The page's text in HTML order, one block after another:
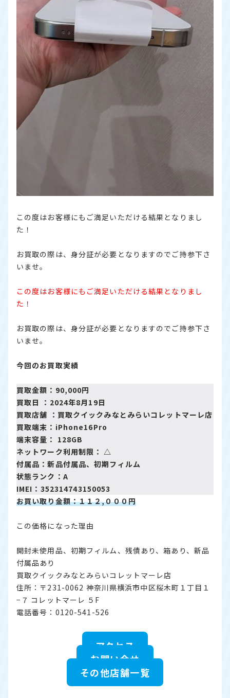
この度はお客様にもご満足いただける結果となりまし
た！
お買取の際は、身分証が必要となりますのでご持参下さ
いませ。
この度はお客様にもご満足いただける結果となりまし
た！
お買取の際は、身分証が必要となりますのでご持参下さ
いませ。
今回のお買取実績
買取金額：90,000円
買取日 ：2024年8月19日
買取店舗 ： 買取クイックみなとみらいコレットマーレ店
買取端末：iPhone16Pro
端末容量： 128GB
ネットワーク利用制限： △
付属品：新品付属品、初期フィルム
状態ランク：A
IMEI： 352314743150053
お買い取り金額：１１２,０００円
この価格になった理由
開封未使用品、初期フィルム、残債あり、箱あり、新品
付属品あり
買取クイックみなとみらいコレットマーレ店
住所：〒231-0062 神奈川県横浜市中区桜木町１丁目１
−７ コレットマーレ ５F
電話番号：0120-541-526
アクセス
お問い合せ
その他店舗一覧